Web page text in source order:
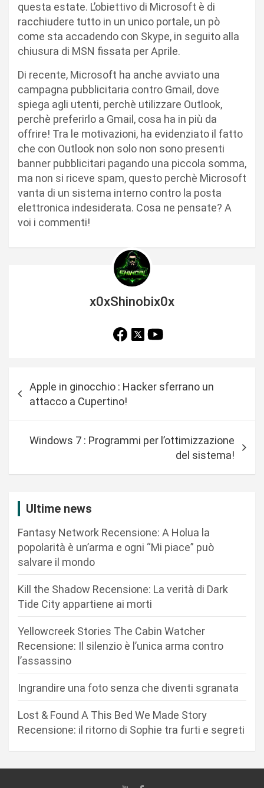
questa estate. L’obiettivo di Microsoft è di
racchiudere tutto in un unico portale, un pò
come sta accadendo con Skype, in seguito alla
chiusura di MSN fissata per Aprile.
Di recente, Microsoft ha anche avviato una
campagna pubblicitaria contro Gmail, dove
spiega agli utenti, perchè utilizzare Outlook,
perchè preferirlo a Gmail, cosa ha in più da
offrire! Tra le motivazioni, ha evidenziato il fatto
che con Outlook non solo non sono presenti
banner pubblicitari pagando una piccola somma,
ma non si riceve spam, questo perchè Microsoft
vanta di un sistema interno contro la posta
elettronica indesiderata. Cosa ne pensate? A
voi i commenti!
x0xShinobix0x
a
Apple in ginocchio : Hacker sferrano un
attacco a Cupertino!
Windows 7 : Programmi per l’ottimizzazione
del sistema!
Ultime news
Fantasy Network Recensione: A Holua la
popolarità è un’arma e ogni “Mi piace” può
salvare il mondo
Kill the Shadow Recensione: La verità di Dark
Tide City appartiene ai morti
Yellowcreek Stories The Cabin Watcher
Recensione: Il silenzio è l’unica arma contro
l’assassino
Ingrandire una foto senza che diventi sgranata
Lost & Found A This Bed We Made Story
Recensione: il ritorno di Sophie tra furti e segreti